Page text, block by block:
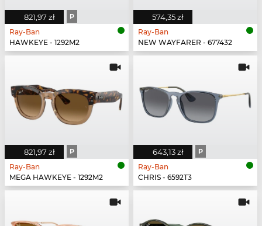
821,97 zł P
Ray-Ban
HAWKEYE - 1292M2
574,35 zł
Ray-Ban
NEW WAYFARER - 677432
821,97 zł P
Ray-Ban
MEGA HAWKEYE - 1292M2
643,13 zł P
Ray-Ban
CHRIS - 6592T3